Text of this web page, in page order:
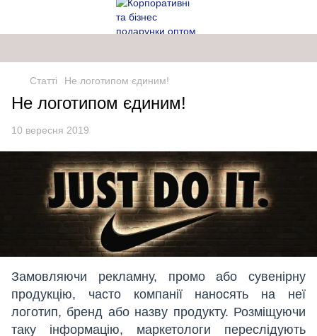
Статті Не логотипом єдиним!
Не логотипом єдиним!
10 вересня 2019
Замовляючи рекламну, промо або сувенірну
продукцію, часто компанії наносять на неї
логотип, бренд або назву продукту. Розміщуючи
таку інформацію, маркетологи переслідують